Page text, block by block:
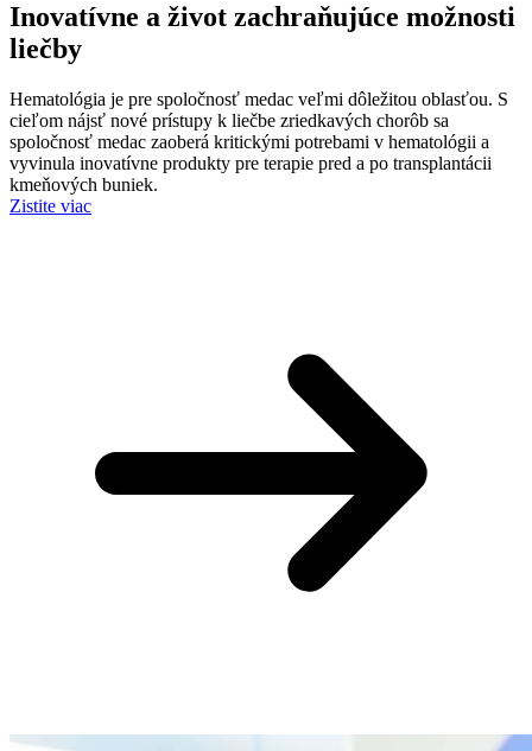
Inovatívne a život zachraňujúce možnosti
liečby
Hematológia je pre spoločnosť medac veľmi dôležitou oblasťou. S
cieľom nájsť nové prístupy k liečbe zriedkavých chorôb sa
spoločnosť medac zaoberá kritickými potrebami v hematológii a
vyvinula inovatívne produkty pre terapie pred a po transplantácii
kmeňových buniek.
Zistite viac